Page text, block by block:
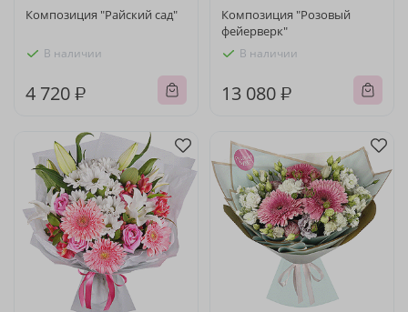
Композиция "Райский сад"
В наличии
4 720 ₽
Композиция "Розовый
фейерверк"
В наличии
13 080 ₽